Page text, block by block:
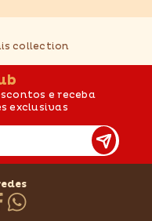
collection
e receba
exclusivas